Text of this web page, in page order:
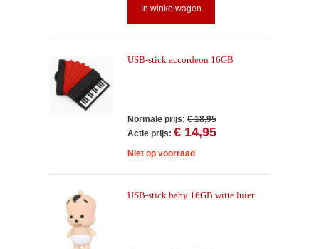
In winkelwagen
USB-stick accordeon 16GB
Normale prijs: € 18,95
Actie prijs: € 14,95
Niet op voorraad
USB-stick baby 16GB witte luier